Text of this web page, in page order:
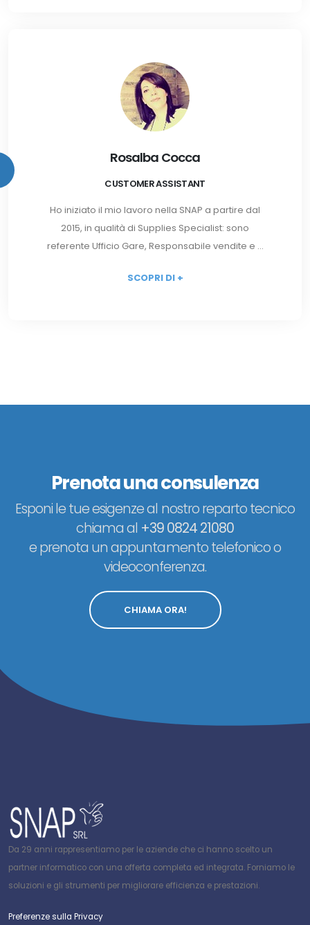
Rosalba Cocca
CUSTOMER ASSISTANT
Ho iniziato il mio lavoro nella SNAP a partire dal
2015, in qualità di Supplies Specialist: sono
referente Ufficio Gare, Responsabile vendite e ...
SCOPRI DI +
Prenota una consulenza
Esponi le tue esigenze al nostro reparto tecnico
chiama al +39 0824 21080
e prenota un appuntamento telefonico o
videoconferenza.
CHIAMA ORA!
Da 29 anni rappresentiamo per le aziende che ci hanno scelto un
partner informatico con una offerta completa ed integrata. Forniamo le
soluzioni e gli strumenti per migliorare efficienza e prestazioni.
Preferenze sulla Privacy